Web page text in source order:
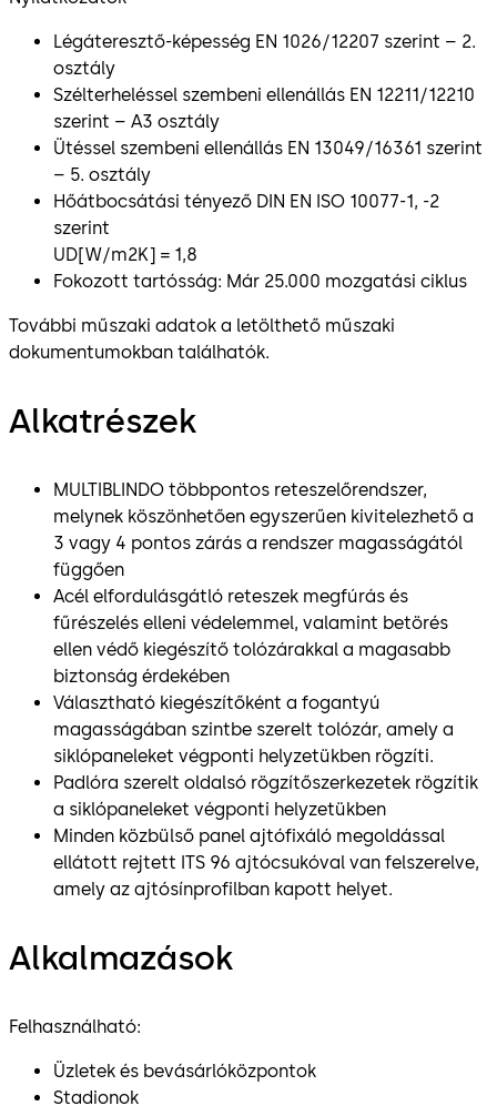
Légáteresztő-képesség EN 1026/12207 szerint – 2.
osztály
Szélterheléssel szembeni ellenállás EN 12211/12210
szerint – A3 osztály
Ütéssel szembeni ellenállás EN 13049/16361 szerint
– 5. osztály
Hőátbocsátási tényező DIN EN ISO 10077-1, -2
szerint
UD[W/m2K] = 1,8
Fokozott tartósság: Már 25.000 mozgatási ciklus
További műszaki adatok a letölthető műszaki
dokumentumokban találhatók.
Alkatrészek
MULTIBLINDO többpontos reteszelőrendszer,
melynek köszönhetően egyszerűen kivitelezhető a
3 vagy 4 pontos zárás a rendszer magasságától
függően
Acél elfordulásgátló reteszek megfúrás és
fűrészelés elleni védelemmel, valamint betörés
ellen védő kiegészítő tolózárakkal a magasabb
biztonság érdekében
Választható kiegészítőként a fogantyú
magasságában szintbe szerelt tolózár, amely a
siklópaneleket végponti helyzetükben rögzíti.
Padlóra szerelt oldalsó rögzítőszerkezetek rögzítik
a siklópaneleket végponti helyzetükben
Minden közbülső panel ajtófixáló megoldással
ellátott rejtett ITS 96 ajtócsukóval van felszerelve,
amely az ajtósínprofilban kapott helyet.
Alkalmazások
Felhasználható:
Üzletek és bevásárlóközpontok
Stadionok